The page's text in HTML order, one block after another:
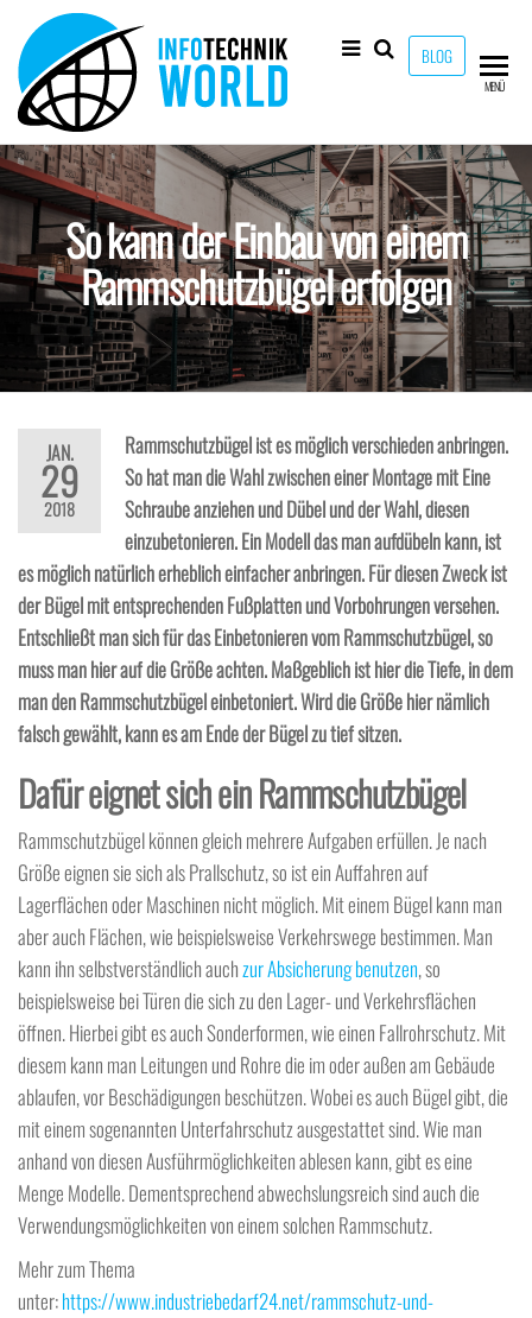
Inhalt
springen
World
und mehr!
BLOG
MENÜ
So kann der Einbau von einem
Rammschutzbügel erfolgen
JAN.
29
2018
Rammschutzbügel ist es möglich verschieden anbringen.
So hat man die Wahl zwischen einer Montage mit Eine
Schraube anziehen und Dübel und der Wahl, diesen
einzubetonieren. Ein Modell das man aufdübeln kann, ist
es möglich natürlich erheblich einfacher anbringen. Für diesen Zweck ist
der Bügel mit entsprechenden Fußplatten und Vorbohrungen versehen.
Entschließt man sich für das Einbetonieren vom Rammschutzbügel, so
muss man hier auf die Größe achten. Maßgeblich ist hier die Tiefe, in dem
man den Rammschutzbügel einbetoniert. Wird die Größe hier nämlich
falsch gewählt, kann es am Ende der Bügel zu tief sitzen.
Dafür eignet sich ein Rammschutzbügel
Rammschutzbügel können gleich mehrere Aufgaben erfüllen. Je nach
Größe eignen sie sich als Prallschutz, so ist ein Auffahren auf
Lagerflächen oder Maschinen nicht möglich. Mit einem Bügel kann man
aber auch Flächen, wie beispielsweise Verkehrswege bestimmen. Man
kann ihn selbstverständlich auchzur Absicherung benutzen, so
beispielsweise bei Türen die sich zu den Lager- und Verkehrsflächen
öffnen. Hierbei gibt es auch Sonderformen, wie einen Fallrohrschutz. Mit
diesem kann man Leitungen und Rohre die im oder außen am Gebäude
ablaufen, vor Beschädigungen beschützen. Wobei es auch Bügel gibt, die
mit einem sogenannten Unterfahrschutz ausgestattet sind. Wie man
anhand von diesen Ausführmöglichkeiten ablesen kann, gibt es eine
Menge Modelle. Dementsprechend abwechslungsreich sind auch die
Verwendungsmöglichkeiten von einem solchen Rammschutz.
Mehr zum Thema
unter:https://www.industriebedarf24.net/rammschutz-und-